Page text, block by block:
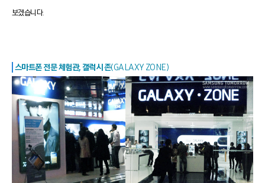
보겠습니다.
스마트폰 전문 체험관,갤럭시 존(GALAXY ZONE)